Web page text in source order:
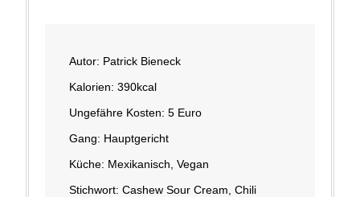
Autor: Patrick Bieneck
Kalorien: 390kcal
Ungefähre Kosten: 5 Euro
Gang: Hauptgericht
Küche: Mexikanisch, Vegan
Stichwort: Cashew Sour Cream, Chili